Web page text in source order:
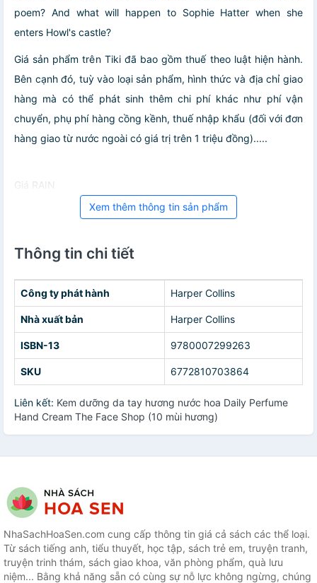
poem? And what will happen to Sophie Hatter when she
enters Howl's castle?
Giá sản phẩm trên Tiki đã bao gồm thuế theo luật hiện hành.
Bên cạnh đó, tuỳ vào loại sản phẩm, hình thức và địa chỉ giao
hàng mà có thể phát sinh thêm chi phí khác như phí vận
chuyển, phụ phí hàng cồng kềnh, thuế nhập khẩu (đối với đơn
hàng giao từ nước ngoài có giá trị trên 1 triệu đồng).....
Giá RAIN
Xem thêm thông tin sản phẩm
Thông tin chi tiết
Công ty phát hành Harper Collins
Nhà xuất bản Harper Collins
ISBN-13 9780007299263
SKU 6772810703864
Liên kết: Kem dưỡng da tay hương nước hoa Daily Perfume
Hand Cream The Face Shop (10 mùi hương)
NhaSachHoaSen.com cung cấp thông tin giá cả sách các thể loại.
Từ sách tiếng anh, tiểu thuyết, học tập, sách trẻ em, truyện tranh,
truyện trinh thám, sách giao khoa, văn phòng phẩm, quà lưu
niệm... Bằng khả năng sẵn có cùng sự nỗ lực không ngừng, chúng